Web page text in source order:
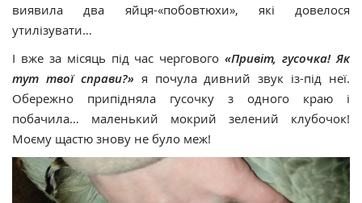
виявила два яйця-«побовтюхи», які довелося
утилізувати…
І вже за місяць під час чергового«Привіт, гусочка! Як
тут твої справи?» я почула дивний звук із-під неї.
Обережно припідняла гусочку з одного краю і
побачила… маленький мокрий зелений клубочок!
Моєму щастю знову не було меж!